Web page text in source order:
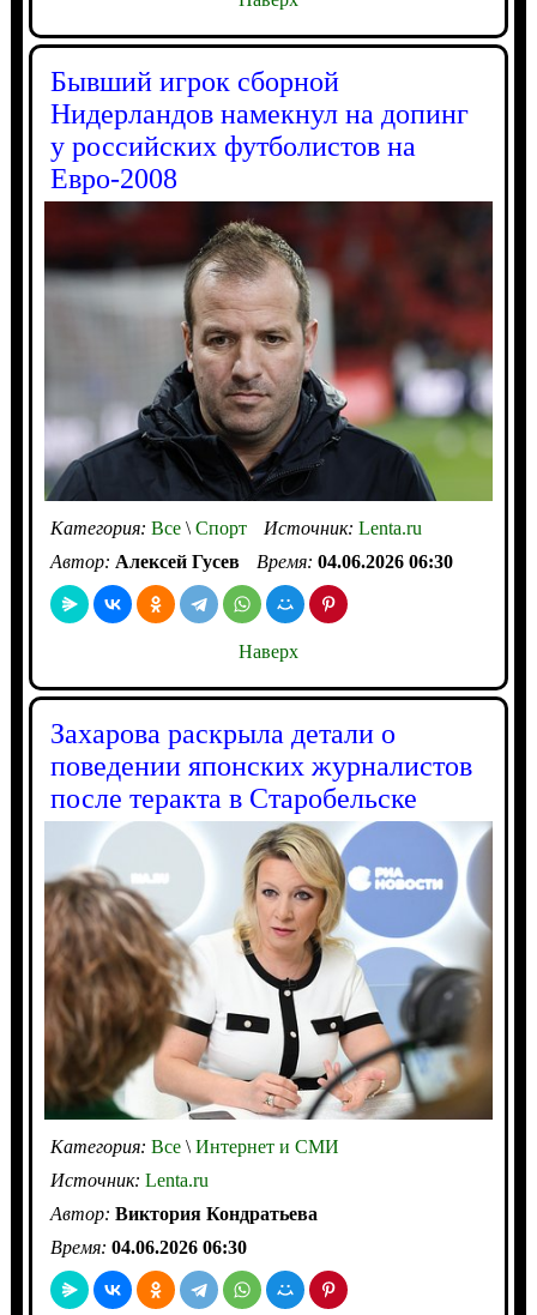
Бывший игрок сборной
Нидерландов намекнул на допинг
у российских футболистов на
Евро-2008
Категория: Все\Спорт Источник: Lenta.ru
Автор: Алексей Гусев Время: 04.06.2026 06:30
Наверх
Захарова раскрыла детали о
поведении японских журналистов
после теракта в Старобельске
Категория: Все\Интернет и СМИ
Источник: Lenta.ru
Автор: Виктория Кондратьева
Время: 04.06.2026 06:30